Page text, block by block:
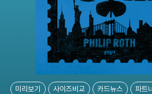
미리보기 사이즈비교 카드뉴스 파트